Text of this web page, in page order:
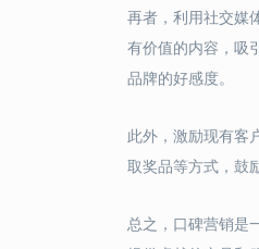
再者，利用社交媒
有价值的内容，吸
品牌的好感度。
此外，激励现有客
取奖品等方式，鼓
总之，口碑营销是